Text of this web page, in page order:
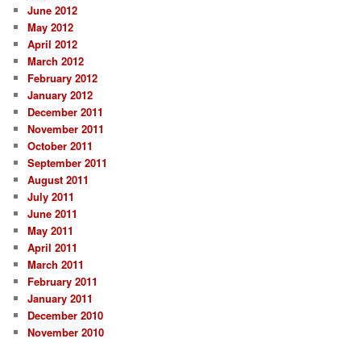
June 2012
May 2012
April 2012
March 2012
February 2012
January 2012
December 2011
November 2011
October 2011
September 2011
August 2011
July 2011
June 2011
May 2011
April 2011
March 2011
February 2011
January 2011
December 2010
November 2010